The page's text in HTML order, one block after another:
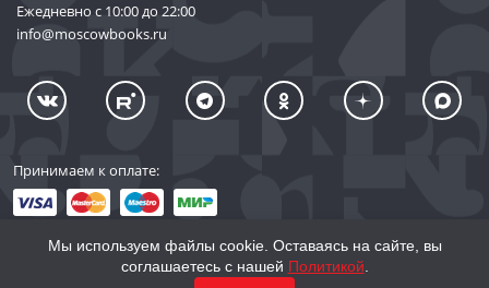
Ежедневно с 10:00 до 22:00
info@moscowbooks.ru
Принимаем к оплате:
© 2002–2026 «Торговый Дом Книги «МОСКВА»
Мы используем файлы cookie. Оставаясь на сайте, вы
соглашаетесь с нашей Политикой